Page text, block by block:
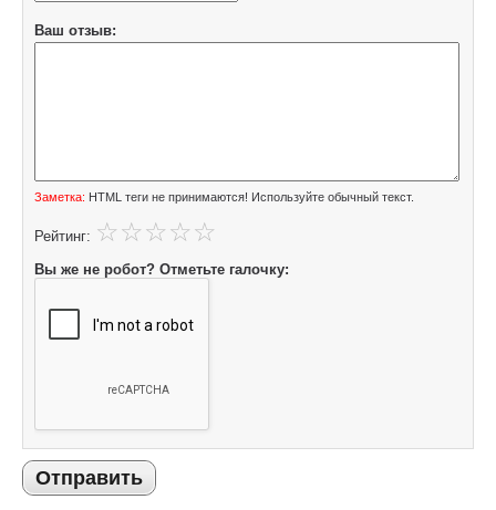
Ваш отзыв:
Заметка: HTML теги не принимаются! Используйте обычный текст.
Рейтинг:
Вы же не робот? Отметьте галочку:
Отправить